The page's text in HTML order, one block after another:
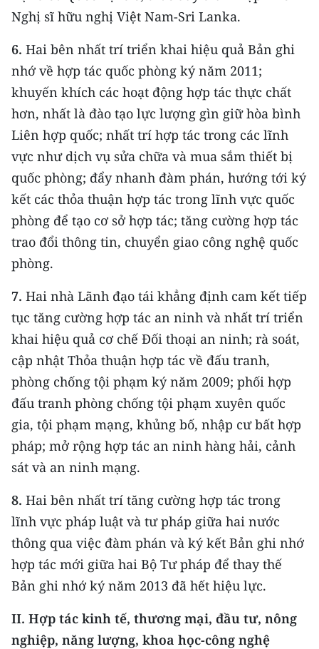
Nghị sĩ hữu nghị Việt Nam-Sri Lanka.
6. Hai bên nhất trí triển khai hiệu quả Bản ghi
nhớ về hợp tác quốc phòng ký năm 2011;
khuyến khích các hoạt động hợp tác thực chất
hơn, nhất là đào tạo lực lượng gìn giữ hòa bình
Liên hợp quốc; nhất trí hợp tác trong các lĩnh
vực như dịch vụ sửa chữa và mua sắm thiết bị
quốc phòng; đẩy nhanh đàm phán, hướng tới ký
kết các thỏa thuận hợp tác trong lĩnh vực quốc
phòng để tạo cơ sở hợp tác; tăng cường hợp tác
trao đổi thông tin, chuyển giao công nghệ quốc
phòng.
7. Hai nhà Lãnh đạo tái khẳng định cam kết tiếp
tục tăng cường hợp tác an ninh và nhất trí triển
khai hiệu quả cơ chế Đối thoại an ninh; rà soát,
cập nhật Thỏa thuận hợp tác về đấu tranh,
phòng chống tội phạm ký năm 2009; phối hợp
đấu tranh phòng chống tội phạm xuyên quốc
gia, tội phạm mạng, khủng bố, nhập cư bất hợp
pháp; mở rộng hợp tác an ninh hàng hải, cảnh
sát và an ninh mạng.
8. Hai bên nhất trí tăng cường hợp tác trong
lĩnh vực pháp luật và tư pháp giữa hai nước
thông qua việc đàm phán và ký kết Bản ghi nhớ
hợp tác mới giữa hai Bộ Tư pháp để thay thế
Bản ghi nhớ ký năm 2013 đã hết hiệu lực.
II. Hợp tác kinh tế, thương mại, đầu tư, nông
nghiệp, năng lượng, khoa học-công nghệ